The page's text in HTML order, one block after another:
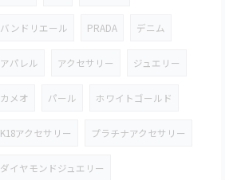
バンドリエール PRADA デニム
アパレル アクセサリー ジュエリー
カメオ パール ホワイトゴールド
K18アクセサリー プラチナアクセサリー
ダイヤモンドジュエリー